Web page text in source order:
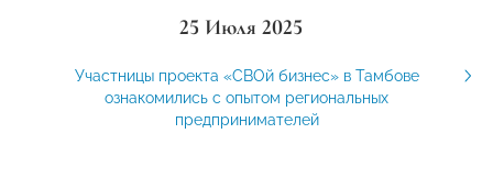
25 Июля 2025
Участницы проекта «СВОй бизнес» в Тамбове
ознакомились с опытом региональных
предпринимателей